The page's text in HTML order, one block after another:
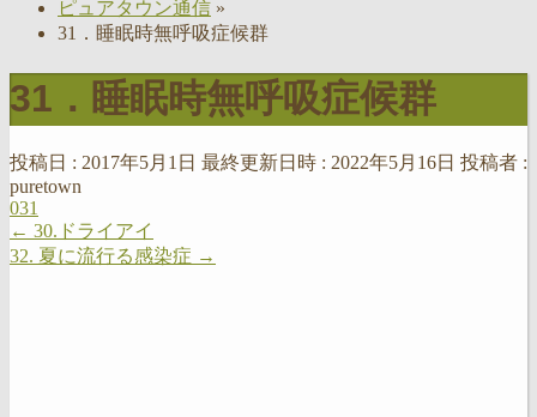
ピュアタウン通信 »
31．睡眠時無呼吸症候群
31．睡眠時無呼吸症候群
投稿日 : 2017年5月1日 最終更新日時 : 2022年5月16日 投稿者 :
puretown
031
← 30.ドライアイ
32. 夏に流行る感染症 →